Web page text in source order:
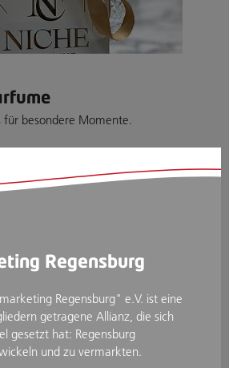
für besondere Momente.
Regensburg
Regensburg" e.V. ist eine
getragene Allianz, die sich
gesetzt hat: Regensburg
und zu vermarkten.